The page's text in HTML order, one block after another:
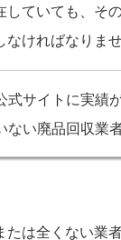
していても、そ
ければなりませ
式サイトに実績
ない廃品回収業
たは全くない業